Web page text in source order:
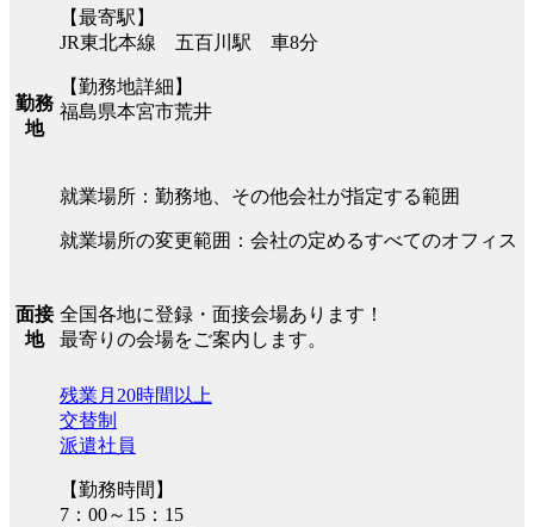
勤務
地
【最寄駅】
JR東北本線 五百川駅 車8分
【勤務地詳細】
福島県本宮市荒井
就業場所：勤務地、その他会社が指定する範囲
就業場所の変更範囲：会社の定めるすべてのオフィス
面接
地
全国各地に登録・面接会場あります！
最寄りの会場をご案内します。
残業月20時間以上
交替制
派遣社員
【勤務時間】
7：00～15：15